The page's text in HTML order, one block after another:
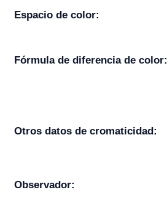
Espacio de color:
Fórmula de diferencia de color:
Otros datos de cromaticidad:
Observador: